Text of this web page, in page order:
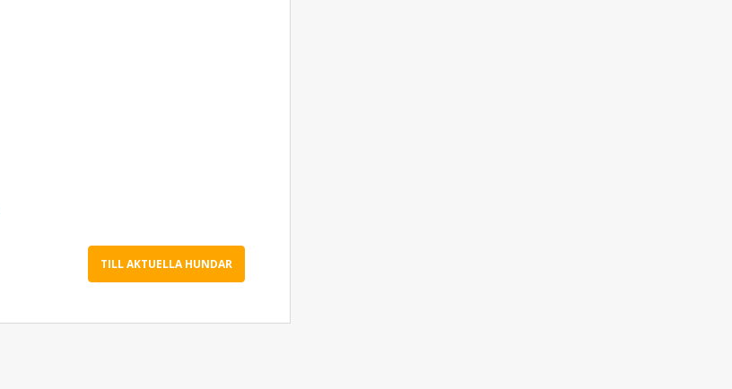
TILL AKTUELLA HUNDAR